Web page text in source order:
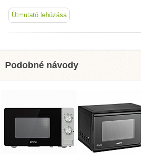
Útmutató lehúzása
Podobné návody